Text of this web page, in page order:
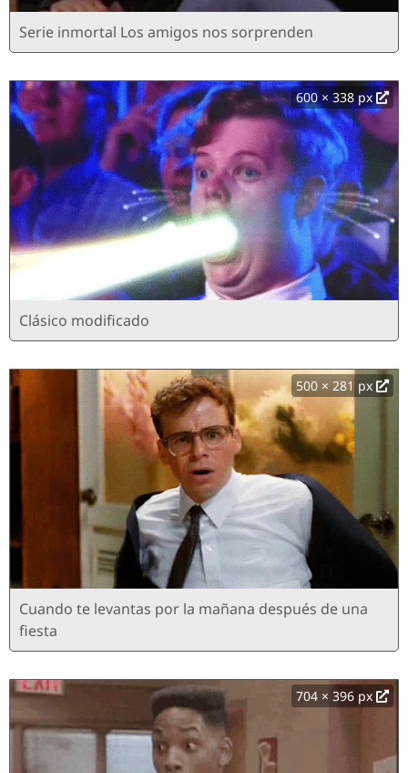
Serie inmortal Los amigos nos sorprenden
600 × 338 px
Clásico modificado
500 × 281 px
Cuando te levantas por la mañana después de una
fiesta
704 × 396 px